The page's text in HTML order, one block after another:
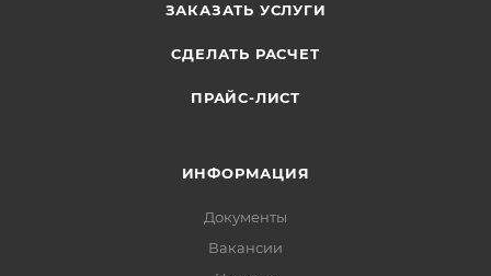
ЗАКАЗАТЬ УСЛУГИ
СДЕЛАТЬ РАСЧЕТ
ПРАЙС-ЛИСТ
ИНФОРМАЦИЯ
Документы
Вакансии